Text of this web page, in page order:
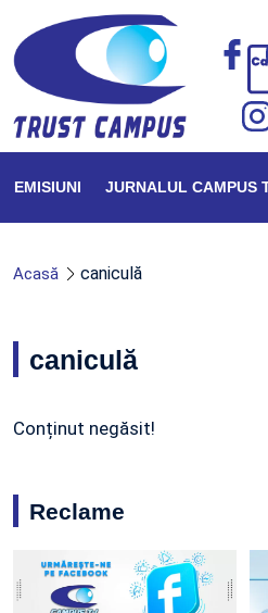
EMISIUNI JURNALUL CAMPUS
Acasă caniculă
caniculă
Conținut negăsit!
Reclame